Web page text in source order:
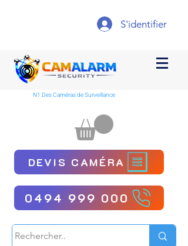
S'identifier
N1 Des Caméras de Surveillance
DEVIS CAMÉRA
0494 999 000